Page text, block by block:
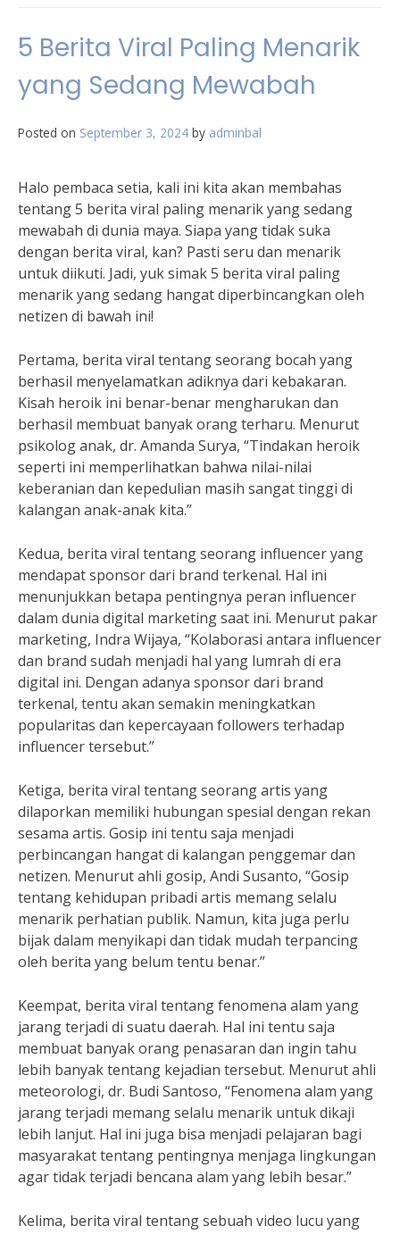
5 Berita Viral Paling Menarik
yang Sedang Mewabah
Posted on September 3, 2024 by adminbal
Halo pembaca setia, kali ini kita akan membahas
tentang 5 berita viral paling menarik yang sedang
mewabah di dunia maya. Siapa yang tidak suka
dengan berita viral, kan? Pasti seru dan menarik
untuk diikuti. Jadi, yuk simak 5 berita viral paling
menarik yang sedang hangat diperbincangkan oleh
netizen di bawah ini!
Pertama, berita viral tentang seorang bocah yang
berhasil menyelamatkan adiknya dari kebakaran.
Kisah heroik ini benar-benar mengharukan dan
berhasil membuat banyak orang terharu. Menurut
psikolog anak, dr. Amanda Surya, “Tindakan heroik
seperti ini memperlihatkan bahwa nilai-nilai
keberanian dan kepedulian masih sangat tinggi di
kalangan anak-anak kita.”
Kedua, berita viral tentang seorang influencer yang
mendapat sponsor dari brand terkenal. Hal ini
menunjukkan betapa pentingnya peran influencer
dalam dunia digital marketing saat ini. Menurut pakar
marketing, Indra Wijaya, “Kolaborasi antara influencer
dan brand sudah menjadi hal yang lumrah di era
digital ini. Dengan adanya sponsor dari brand
terkenal, tentu akan semakin meningkatkan
popularitas dan kepercayaan followers terhadap
influencer tersebut.”
Ketiga, berita viral tentang seorang artis yang
dilaporkan memiliki hubungan spesial dengan rekan
sesama artis. Gosip ini tentu saja menjadi
perbincangan hangat di kalangan penggemar dan
netizen. Menurut ahli gosip, Andi Susanto, “Gosip
tentang kehidupan pribadi artis memang selalu
menarik perhatian publik. Namun, kita juga perlu
bijak dalam menyikapi dan tidak mudah terpancing
oleh berita yang belum tentu benar.”
Keempat, berita viral tentang fenomena alam yang
jarang terjadi di suatu daerah. Hal ini tentu saja
membuat banyak orang penasaran dan ingin tahu
lebih banyak tentang kejadian tersebut. Menurut ahli
meteorologi, dr. Budi Santoso, “Fenomena alam yang
jarang terjadi memang selalu menarik untuk dikaji
lebih lanjut. Hal ini juga bisa menjadi pelajaran bagi
masyarakat tentang pentingnya menjaga lingkungan
agar tidak terjadi bencana alam yang lebih besar.”
Kelima, berita viral tentang sebuah video lucu yang